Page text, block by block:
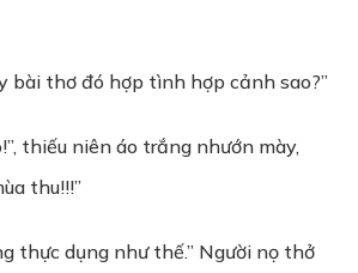
bài thơ đó hợp tình hợp cảnh sao?”
thiếu niên áo trắng nhướn mày,
thu!!!”
thực dụng như thế.” Người nọ thở